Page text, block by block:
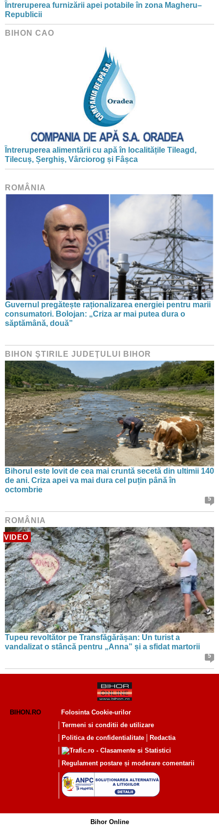
Întreruperea furnizării apei potabile în zona Magheru–
Republicii
BIHON CAO
Întreruperea alimentării cu apă în localitățile Tileagd,
Tilecuș, Șerghiș, Vârciorog și Fâșca
ROMÂNIA
Guvernul pregătește raționalizarea energiei pentru marii
consumatori. Bolojan: „Criza ar mai putea dura o
săptămână, două”
BIHON ŞTIRILE JUDEŢULUI BIHOR
Bihorul este lovit de cea mai cruntă secetă din ultimii 140
de ani. Criza apei va mai dura cel puțin până în
octombrie
5
ROMÂNIA
VIDEO
Tupeu revoltător pe Transfăgărășan: Un turist a
vandalizat o stâncă pentru „Anna” și a sfidat martorii
5
BIHON.RO
Folosinta Cookie-urilor
Termeni si conditii de utilizare
Politica de confidentialitate
Redactia
Regulament postare și moderare comentarii
Bihor Online